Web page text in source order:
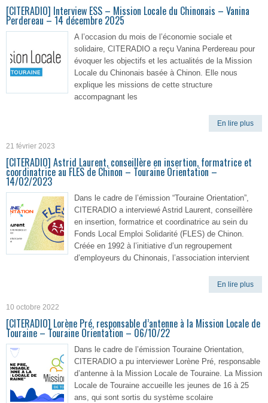
[CITERADIO] Interview ESS – Mission Locale du Chinonais – Vanina
Perdereau – 14 décembre 2025
A l’occasion du mois de l’économie sociale et
solidaire, CITERADIO a reçu Vanina Perdereau pour
évoquer les objectifs et les actualités de la Mission
Locale du Chinonais basée à Chinon. Elle nous
explique les missions de cette structure
accompagnant les
En lire plus
21 février 2023
[CITERADIO] Astrid Laurent, conseillère en insertion, formatrice et
coordinatrice au FLES de Chinon – Touraine Orientation –
14/02/2023
Dans le cadre de l’émission “Touraine Orientation”,
CITERADIO a interviewé Astrid Laurent, conseillère
en insertion, formatrice et coordinatrice au sein du
Fonds Local Emploi Solidarité (FLES) de Chinon.
Créée en 1992 à l’initiative d’un regroupement
d’employeurs du Chinonais, l’association intervient
En lire plus
10 octobre 2022
[CITERADIO] Lorène Pré, responsable d’antenne à la Mission Locale de
Touraine – Touraine Orientation – 06/10/22
Dans le cadre de l’émission Touraine Orientation,
CITERADIO a pu interviewer Lorène Pré, responsable
d’antenne à la Mission Locale de Touraine. La Mission
Locale de Touraine accueille les jeunes de 16 à 25
ans, qui sont sortis du système scolaire